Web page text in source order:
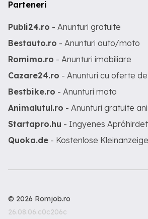
Parteneri
Publi24.ro - Anunturi gratuite
Bestauto.ro - Anunturi auto/moto
Romimo.ro - Anunturi imobiliare
Cazare24.ro - Anunturi cu oferte
Bestbike.ro - Anunturi moto
Animalutul.ro - Anunturi gratuite
Startapro.hu - Ingyenes
Quoka.de - Kostenlose
© 2026 Romjob.ro
26.08.06.c0c206c